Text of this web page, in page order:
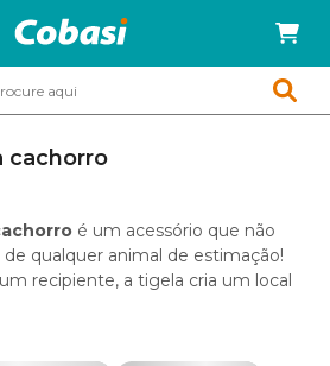
cachorro
é um acessório que não
qualquer animal de estimação!
recipiente, a tigela cria um local
que o seu amigo possa comer